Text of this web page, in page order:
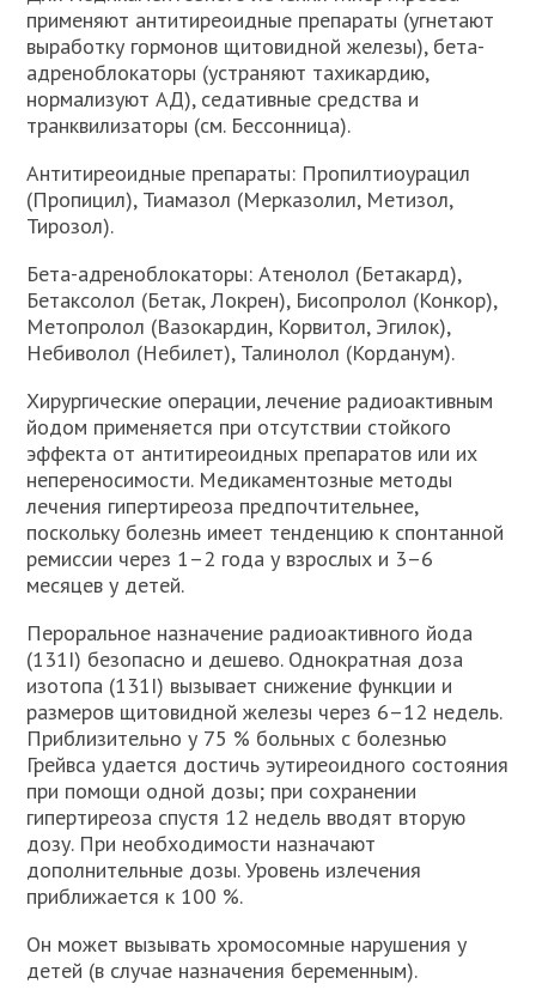
применяют антитиреоидные препараты (угнетают
выработку гормонов щитовидной железы), бета-
адреноблокаторы (устраняют тахикардию,
нормализуют АД), седативные средства и
транквилизаторы (см. Бессонница).
Антитиреоидные препараты: Пропилтиоурацил
(Пропицил), Тиамазол (Мерказолил, Метизол,
Тирозол).
Бета-адреноблокаторы: Атенолол (Бетакард),
Бетаксолол (Бетак, Локрен), Бисопролол (Конкор),
Метопролол (Вазокардин, Корвитол, Эгилок),
Небиволол (Небилет), Талинолол (Корданум).
Хирургические операции, лечение радиоактивным
йодом применяется при отсутствии стойкого
эффекта от антитиреоидных препаратов или их
непереносимости. Медикаментозные методы
лечения гипертиреоза предпочтительнее,
поскольку болезнь имеет тенденцию к спонтанной
ремиссии через 1–2 года у взрослых и 3–6
месяцев у детей.
Пероральное назначение радиоактивного йода
(131I) безопасно и дешево. Однократная доза
изотопа (131I) вызывает снижение функции и
размеров щитовидной железы через 6–12 недель.
Приблизительно у 75 % больных с болезнью
Грейвса удается достичь эутиреоидного состояния
при помощи одной дозы; при сохранении
гипертиреоза спустя 12 недель вводят вторую
дозу. При необходимости назначают
дополнительные дозы. Уровень излечения
приближается к 100 %.
Он может вызывать хромосомные нарушения у
детей (в случае назначения беременным).